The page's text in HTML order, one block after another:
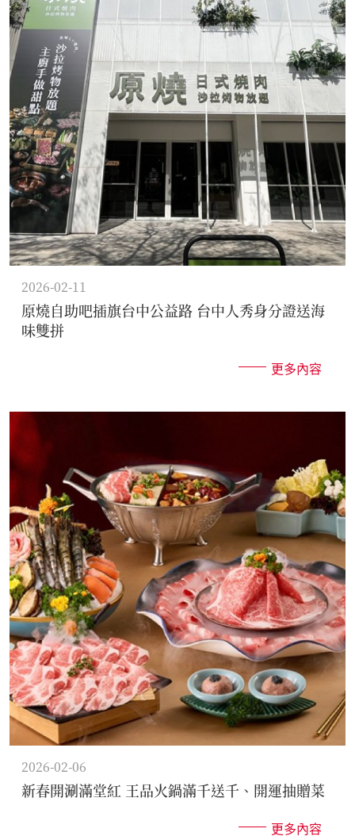
2026-02-11
原燒自助吧插旗台中公益路 台中人秀身分證送海
味雙拼
更多內容
2026-02-06
新春開涮滿堂紅 王品火鍋滿千送千、開運抽贈菜
更多內容